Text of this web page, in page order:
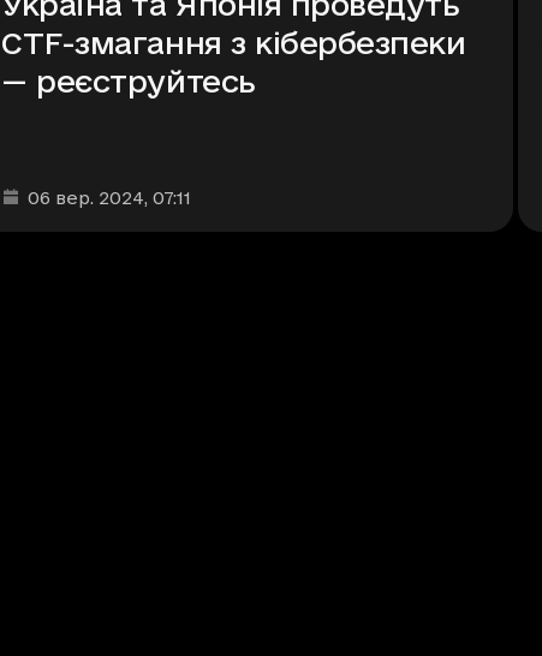
CTF-змагання з кібербезпеки
— реєструйтесь
Дата та час публікації
06 вер. 2024, 07:11